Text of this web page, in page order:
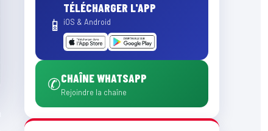
📱
TÉLÉCHARGER L'APP
iOS & Android
✆CHAÎNE WHATSAPP
Rejoindre la chaîne